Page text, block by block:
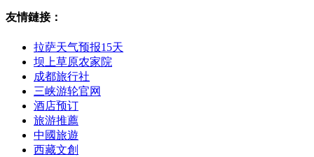
友情鏈接：
拉萨天气预报15天
坝上草原农家院
成都旅行社
三峡游轮官网
酒店预订
旅游推薦
中國旅遊
西藏文創